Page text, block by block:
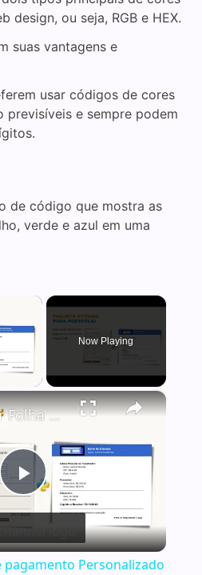
design, ou seja, RGB e HEX.
suas vantagens e
usar códigos de cores
previsíveis e sempre podem
de código que mostra as
verde e azul em uma
×
Video
Now Playing
×
P
l
Como criar Folha de pagamento Personalizado e Automatizado em PDF com Python e ReportLab #03
pagamento Personalizado